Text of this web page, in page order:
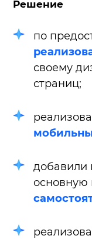
Решение
по
своему
страниц;
добавили
основную